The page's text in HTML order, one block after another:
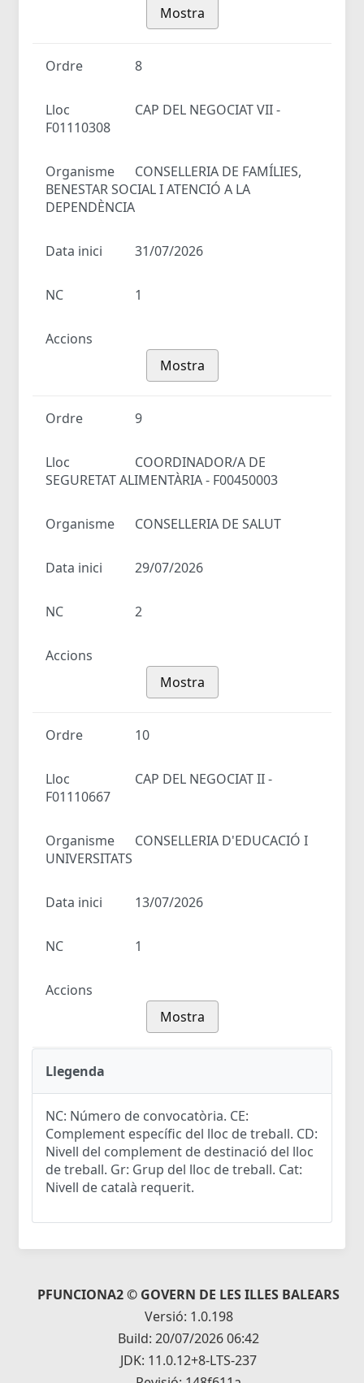
Mostra
Ordre 8
Lloc
CAP DEL NEGOCIAT VII -
F01110308
Organisme
CONSELLERIA DE FAMÍLIES,
BENESTAR SOCIAL I ATENCIÓ A LA
DEPENDÈNCIA
Data inici 31/07/2026
NC 1
Accions
Mostra
Ordre 9
Lloc
COORDINADOR/A DE
SEGURETAT ALIMENTÀRIA - F00450003
Organisme CONSELLERIA DE SALUT
Data inici 29/07/2026
NC 2
Accions
Mostra
Ordre 10
Lloc
CAP DEL NEGOCIAT II -
F01110667
Organisme
CONSELLERIA D'EDUCACIÓ I
UNIVERSITATS
Data inici 13/07/2026
NC 1
Accions
Mostra
Llegenda
NC: Número de convocatòria. CE:
Complement específic del lloc de treball. CD:
Nivell del complement de destinació del lloc
de treball. Gr: Grup del lloc de treball. Cat:
Nivell de català requerit.
PFUNCIONA2 © GOVERN DE LES ILLES BALEARS
Versió: 1.0.198
Build: 20/07/2026 06:42
JDK: 11.0.12+8-LTS-237